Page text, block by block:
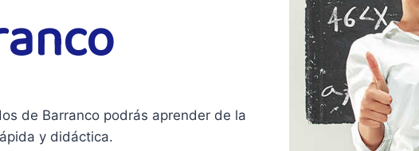
de Barranco podrás aprender de la
y didáctica.